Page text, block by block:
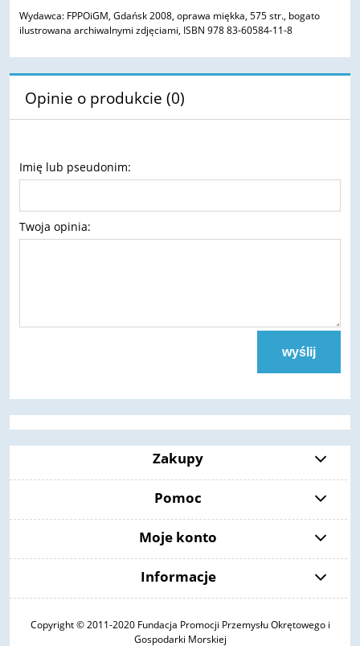
Wydawca: FPPOiGM, Gdańsk 2008, oprawa miękka, 575 str., bogato
ilustrowana archiwalnymi zdjęciami, ISBN 978 83-60584-11-8
Opinie o produkcie (0)
Imię lub pseudonim:
Twoja opinia:
wyślij
Zakupy
Pomoc
Moje konto
Informacje
Copyright © 2011-2020 Fundacja Promocji Przemysłu Okrętowego i
Gospodarki Morskiej